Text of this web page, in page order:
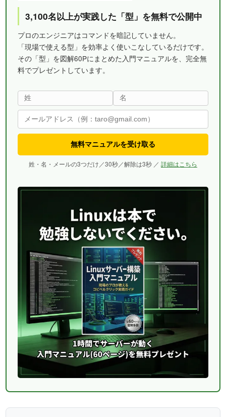
3,100名以上が実践した「型」を無料で公開中
プロのエンジニアはコマンドを暗記していません。
「現場で使える型」を効率よく使いこなしているだけです。
その「型」を図解60Pにまとめた入門マニュアルを、完全無
料でプレゼントしています。
無料マニュアルを受け取る
姓・名・メールの3つだけ／30秒／解除は3秒 ／ 詳細はこちら